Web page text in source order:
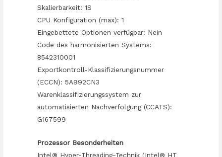
Skalierbarkeit: 1S
CPU Konfiguration (max): 1
Eingebettete Optionen verfügbar: Nein
Code des harmonisierten Systems:
8542310001
Exportkontroll-Klassifizierungsnummer
(ECCN): 5A992CN3
Warenklassifizierungssystem zur
automatisierten Nachverfolgung (CCATS):
G167599
Prozessor Besonderheiten
Intel® Hyper-Threading-Technik (Intel® HT